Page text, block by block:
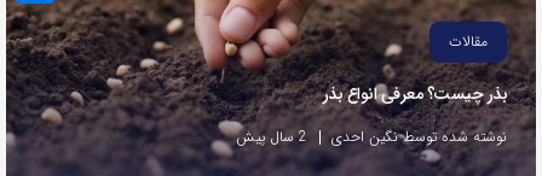
مقالات
بذر چیست؟ معرفی انواع بذر
نوشته شده توسط نگین احدی 2 سال پیش